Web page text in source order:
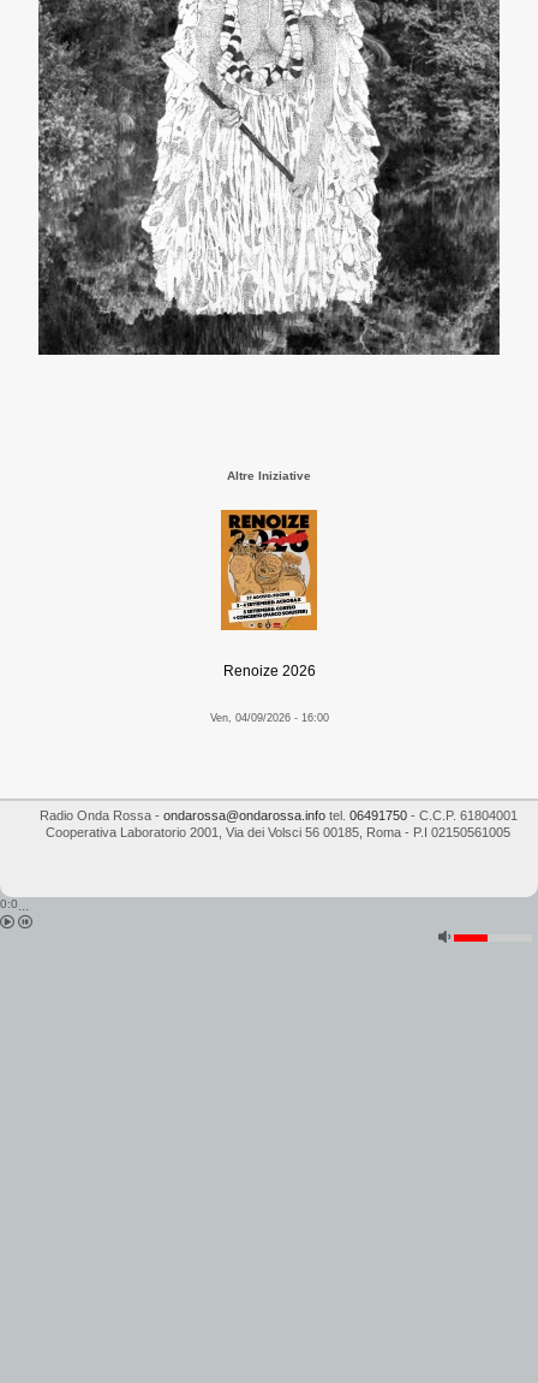
Altre Iniziative
Renoize 2026
Ven, 04/09/2026 - 16:00
Radio Onda Rossa- ondarossa@ondarossa.infotel. 06491750- C.C.P. 61804001
Cooperativa Laboratorio 2001
Via dei Volsci 56 00185 Roma - P.I 02150561005
0:0...